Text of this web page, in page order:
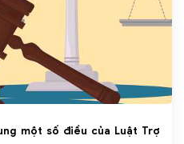
một số điều của Luật Trợ